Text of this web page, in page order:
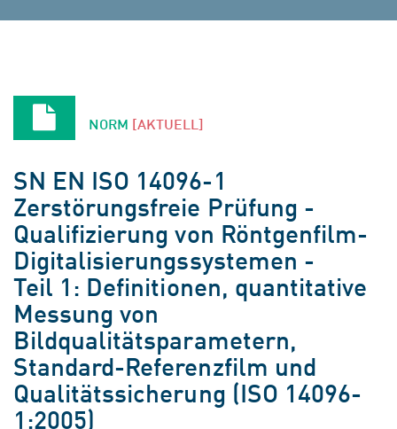
NORM [AKTUELL]
SN EN ISO 14096-1
Zerstörungsfreie Prüfung -
Qualifizierung von Röntgenfilm-
Digitalisierungssystemen -
Teil 1: Definitionen, quantitative
Messung von
Bildqualitätsparametern,
Standard-Referenzfilm und
Qualitätssicherung (ISO 14096-
1:2005)